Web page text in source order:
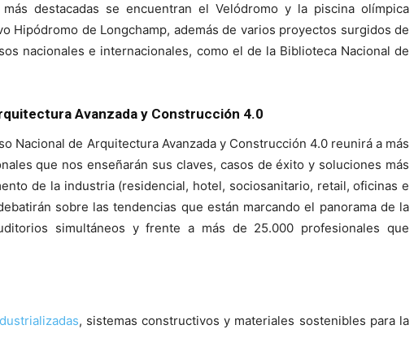
destacadas se encuentran el Velódromo y la piscina olímpica
Hipódromo de Longchamp, además de varios proyectos surgidos de
nacionales e internacionales, como el de la Biblioteca Nacional de
Avanzada y Construcción 4.0
Nacional de Arquitectura Avanzada y Construcción 4.0 reunirá a más
que nos enseñarán sus claves, casos de éxito y soluciones más
de la industria (residencial, hotel, sociosanitario, retail, oficinas e
sobre las tendencias que están marcando el panorama de la
simultáneos y frente a más de 25.000 profesionales que
, sistemas constructivos y materiales sostenibles para la